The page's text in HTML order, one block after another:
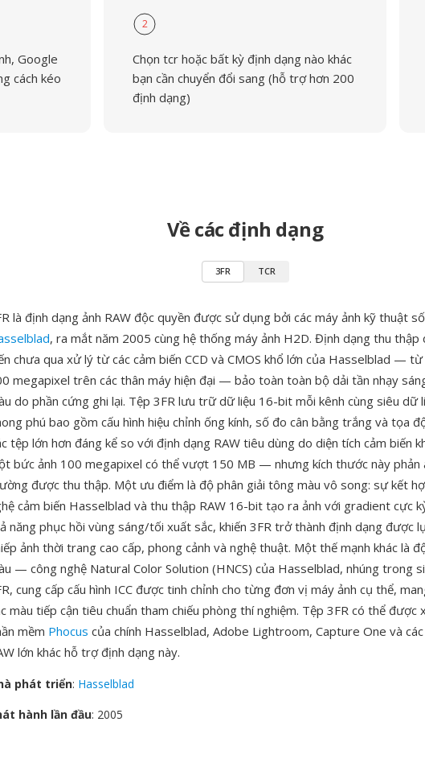
Google
cách kéo
2
Chọn tcr hoặc bất kỳ định dạng nào khác
bạn cần chuyển đổi sang (hỗ trợ hơn 200
định dạng)
Về các định dạng
3FR TCR
là định dạng ảnh RAW độc quyền được sử dụng bởi các máy ảnh kỹ thuật
, ra mắt năm 2005 cùng hệ thống máy ảnh H2D. Định dạng thu thập
chưa qua xử lý từ các cảm biến CCD và CMOS khổ lớn của Hasselblad —
megapixel trên các thân máy hiện đại — bảo toàn toàn bộ dải tần nhạy
do phần cứng ghi lại. Tệp 3FR lưu trữ dữ liệu 16-bit mỗi kênh cùng siêu dữ
phú bao gồm cấu hình hiệu chỉnh ống kính, số đo cân bằng trắng và tọa
tệp lớn hơn đáng kể so với định dạng RAW tiêu dùng do diện tích cảm biến
bức ảnh 100 megapixel có thể vượt 150 MB — nhưng kích thước này phản
được thu thập. Một ưu điểm là độ phân giải tông màu vô song: sự kết
cảm biến Hasselblad và thu thập RAW 16-bit tạo ra ảnh với gradient cực
năng phục hồi vùng sáng/tối xuất sắc, khiến 3FR trở thành định dạng được
ảnh thời trang cao cấp, phong cảnh và nghệ thuật. Một thế mạnh khác là
— công nghệ Natural Color Solution (HNCS) của Hasselblad, nhúng trong
cung cấp cấu hình ICC được tinh chỉnh cho từng đơn vị máy ảnh cụ thể,
màu tiếp cận tiêu chuẩn tham chiếu phòng thí nghiệm. Tệp 3FR có thể được
mềm Phocus của chính Hasselblad, Adobe Lightroom, Capture One và
lớn khác hỗ trợ định dạng này.
phát triển: Hasselblad
hành lần đầu: 2005